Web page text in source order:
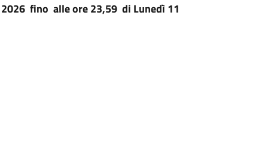
fino alle ore 23,59 di Lunedì 11